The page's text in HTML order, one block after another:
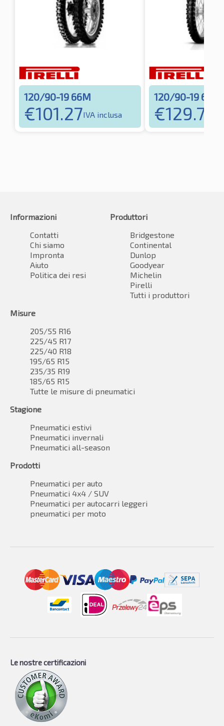
120/90-19 66M
€101.27IVA inclusa
120/90-19 66M
€129.77
Informazioni
Contatti
Chi siamo
Impronta
Aiuto
Politica dei resi
Produttori
Bridgestone
Continental
Dunlop
Goodyear
Michelin
Pirelli
Tutti i produttori
Misure
205/55 R16
225/45 R17
225/40 R18
195/65 R15
235/35 R19
185/65 R15
Tutte le misure di pneumatici
Stagione
Pneumatici estivi
Pneumatici invernali
Pneumatici all-season
Prodotti
Pneumatici per auto
Pneumatici 4x4 / SUV
Pneumatici per autocarri leggeri
pneumatici per moto
Le nostre certificazioni